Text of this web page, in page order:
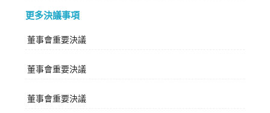
更多決議事項
董事會重要決議
董事會重要決議
董事會重要決議